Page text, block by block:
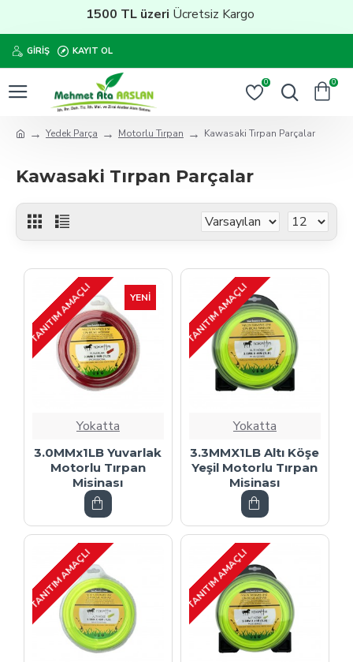
1500 TL üzeriÜcretsiz Kargo
GIRIŞ KAYIT OL
0 0
Yedek Parça Motorlu Tırpan Kawasaki Tırpan Parçalar
Kawasaki Tırpan Parçalar
YENI
TANITIM AMAÇLI
Yokatta
3.0MMx1LB Yuvarlak
Motorlu Tırpan
Misinası
TANITIM AMAÇLI
Yokatta
3.3MMX1LB Altı Köşe
Yeşil Motorlu Tırpan
Misinası
TANITIM AMAÇLI TANITIM AMAÇLI